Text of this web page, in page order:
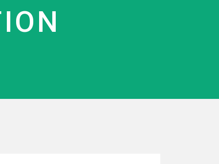
関
ィア保険
を展開